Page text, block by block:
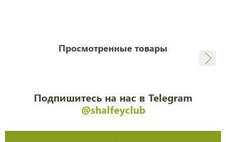
Просмотренные товары
Подпишитесь на нас в Telegram
@shalfeyclub